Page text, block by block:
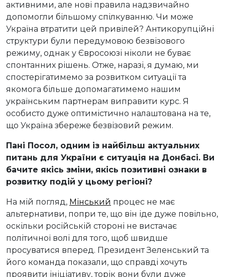
активними, але нові правила надзвичайно
допомогли більшому спілкуванню. Чи може
Україна втратити цей привілей? Антикорупційні
структури були передумовою безвізового
режиму, однак у Євросоюзі ніколи не буває
спонтанних рішень. Отже, наразі, я думаю, ми
спостерігатимемо за розвитком ситуації та
якомога більше допомагатимемо нашим
українським партнерам виправити курс. Я
особисто дуже оптимістично налаштована на те,
що Україна збереже безвізовий режим.
Пані Посол, одним із найбільш актуальних
питань для України є ситуація на Донбасі. Ви
бачите якісь зміни, якісь позитивні ознаки в
розвитку подій у цьому регіоні?
На мій погляд, Мінський процес не має
альтернативи, попри те, що він іде дуже повільно,
оскільки російській стороні не вистачає
політичної волі для того, щоб швидше
просуватися вперед. Президент Зеленський та
його команда показали, що справді хочуть
проявити ініціативу, торік вони були дуже